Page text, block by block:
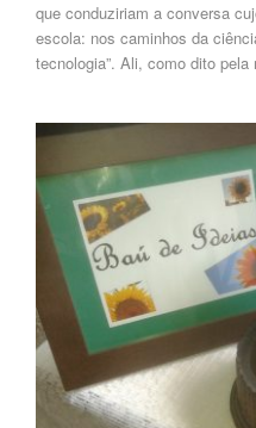
que conduziriam a conversa
escola: nos caminhos da
tecnologia”. Ali, como dito pela